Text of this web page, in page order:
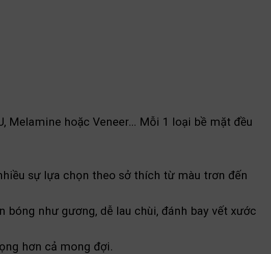
Melamine hoặc Veneer… Mỗi 1 loại bề mặt đều
sự lựa chọn theo sở thích từ màu trơn đến
như gương, dễ lau chùi, đánh bay vết xước
hơn cả mong đợi.